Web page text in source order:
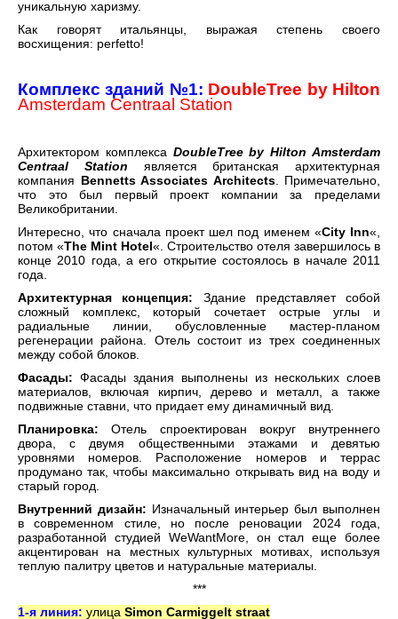
уникальную харизму.
Как говорят итальянцы, выражая степень своего
восхищения: perfetto!
Комплекс зданий №1: DoubleTree by Hilton
Amsterdam Centraal Station
Архитектором комплекса DoubleTree by Hilton Amsterdam
Centraal Station является британская архитектурная
компания Bennetts Associates Architects. Примечательно,
что это был первый проект компании за пределами
Великобритании.
Интересно, что сначала проект шел под именем «City Inn«,
потом «The Mint Hotel«. Строительство отеля завершилось в
конце 2010 года, а его открытие состоялось в начале 2011
года.
Архитектурная концепция: Здание представляет собой
сложный комплекс, который сочетает острые углы и
радиальные линии, обусловленные мастер-планом
регенерации района. Отель состоит из трех соединенных
между собой блоков.
Фасады: Фасады здания выполнены из нескольких слоев
материалов, включая кирпич, дерево и металл, а также
подвижные ставни, что придает ему динамичный вид.
Планировка: Отель спроектирован вокруг внутреннего
двора, с двумя общественными этажами и девятью
уровнями номеров. Расположение номеров и террас
продумано так, чтобы максимально открывать вид на воду и
старый город.
Внутренний дизайн: Изначальный интерьер был выполнен
в современном стиле, но после реновации 2024 года,
разработанной студией WeWantMore, он стал еще более
акцентирован на местных культурных мотивах, используя
теплую палитру цветов и натуральные материалы.
***
1-я линия: улица Simon Carmiggelt straat